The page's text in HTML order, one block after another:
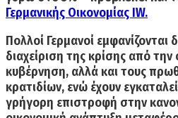
Γερμανικής Οικονομίας IW.
Πολλοί Γερμανοί
διαχείριση της κρίσης από
κυβέρνηση, αλλά και τους
κρατιδίων, ενώ έχουν
γρήγορη επιστροφή στην